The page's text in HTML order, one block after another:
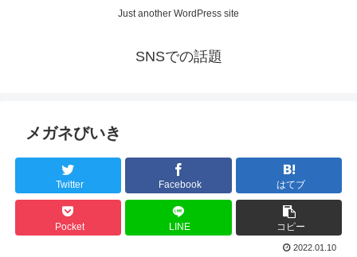
Just another WordPress site
SNSでの話題
メガネびいき
Twitter Facebook はてブ
Pocket LINE コピー
2022.01.10